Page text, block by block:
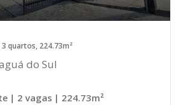
quartos, 224.73m²
do Sul
| 2 vagas | 224.73m²